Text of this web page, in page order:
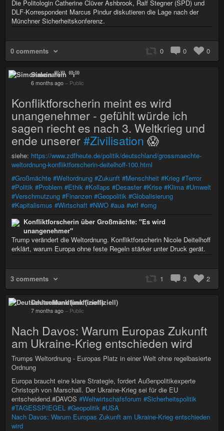
Die Politologin Catherine Clüver Ashbrook, Ralf Stegner (SPD) und
DLF-Korrespondent Marcus Pindur diskutieren die Lage nach der
Münchner Sicherheitskonferenz.
0 comments 0 0 0
Simonalein ⁽⁽⁽i⁾⁾⁾
6 months ago – Public
Konfliktforscherin meint es wird
unangenehmer - gefühlt würde ich
sagen riecht es nach 3. Weltkrieg und
ende unserer#Zivilisation 😱
siehe: https://www.zdfheute.de/politik/deutschland/grossmaechte-
weltordnung-konfliktforscherin-deitelhoff-100.html
#Großmächte #Weltordnung #Zukunft #Menschheit #Krieg #Terror
#Politik #Problem #Ethik #Kollaps #Desaster #Krise #Klima #Umwelt
#Verschmutzung #Finanzen #Geopolitik #Globalisierung
#Kapitalismus #Wirtschaft #NWO #aua #wtf #omg
Konfliktforscherin über Großmächte: "Es wird
unangenehmer"
Trump verändert die Weltordnung. Konfliktforscherin Nicole Deitelhoff
erklärt, warum Europa ohne feste Regeln stärker unter Druck gerät.
3 comments 1 3 2
Deutschlandfunk (inoffiziell)
7 months ago – Public
Nach Davos: Warum Europas Zukunft
am Ukraine-Krieg entschieden wird
Trumps Weltordnung - Europas Platz in einer Welt ohne regelbasierte
Ordnung
Europa braucht eine klare Strategie, fordert Außenpolitikexperte
Christoph von Marschall. Der Ukraine-Krieg sei für die EU
entscheidend.#DAVOS #Weltwirtschafsforum #Sicherheitspolitik
#TAGESSPIEGEL #Geopolitik #USA
Nach Davos: Warum Europas Zukunft am Ukraine-Krieg entschieden
wird